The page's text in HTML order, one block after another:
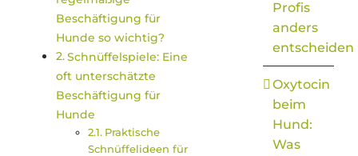
Beschäftigung für
Hunde so wichtig?
Schnüffelspiele: Eine
oft unterschätzte
Beschäftigung für
Hunde
Praktische
Schnüffelideen für
Profis
anders
entscheiden
Oxytocin
beim
Hund:
Was